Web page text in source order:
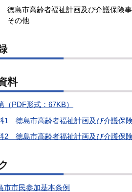
徳島市高齢者福祉計画及び介護保険
その他
料
（PDF形式：67KB）
1 徳島市高齢者福祉計画及び介護保
2 徳島市高齢者福祉計画及び介護保
市市民参加基本条例